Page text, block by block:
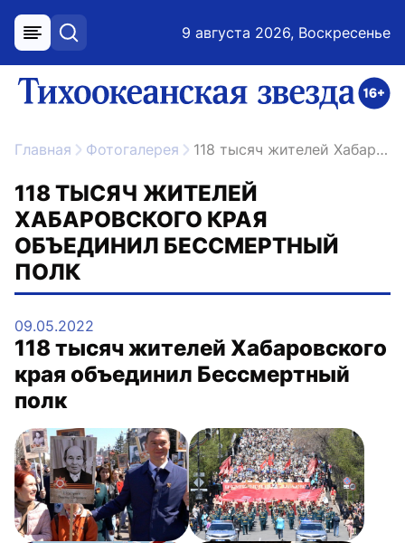
меню поиск 9 августа 2026, Воскресенье
ссылка на главную
Главная Фотогалерея 118 тысяч жителей Хабаровского края объединил Бессмертный полк
118 ТЫСЯЧ ЖИТЕЛЕЙ
ХАБАРОВСКОГО КРАЯ
ОБЪЕДИНИЛ БЕССМЕРТНЫЙ
ПОЛК
09.05.2022
118 тысяч жителей Хабаровского
края объединил Бессмертный
полк